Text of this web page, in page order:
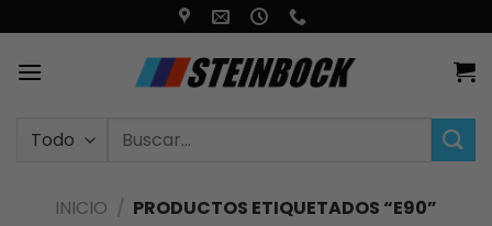
al
contenido
Buscar
INICIO / PRODUCTOS ETIQUETADOS “E90”